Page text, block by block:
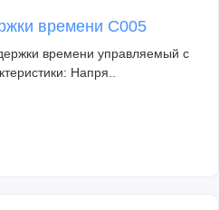
времени C005
времени управляемый с
Напря..